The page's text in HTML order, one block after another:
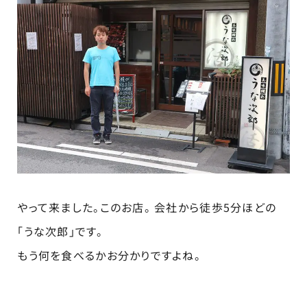
やって来ました。このお店。 会社から徒歩5分ほどの
「うな次郎」です。
もう何を食べるかお分かりですよね。